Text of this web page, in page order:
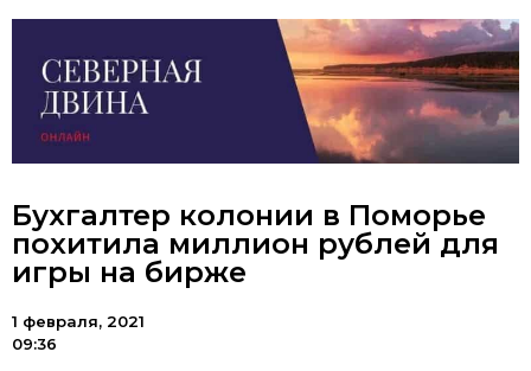
Бухгалтер колонии в Поморье
похитила миллион рублей для
игры на бирже
1 февраля, 2021
09:36